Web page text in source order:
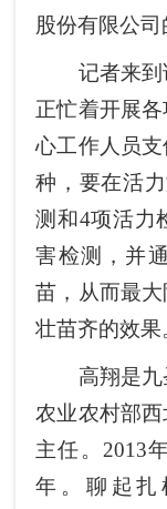
股份有限公司
记者来到
正忙着开展
心工作人员
种，要在活
测和4项活力
害检测，并
苗，从而最
壮苗齐的效果
高翔是九圣
农业农村部
主任。2013
年。聊起扎